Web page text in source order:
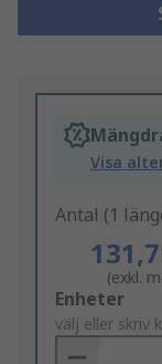
Visa
Antal (1
(exkl.
Add
to
Basket
Enheter
välj eller skriv